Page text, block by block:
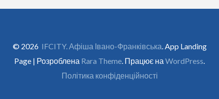
© 2026 IFCITY. Афіша Івано-Франківська . App Landing
Page | Розроблена Rara Theme . Працює на WordPress
Політика конфіденційності